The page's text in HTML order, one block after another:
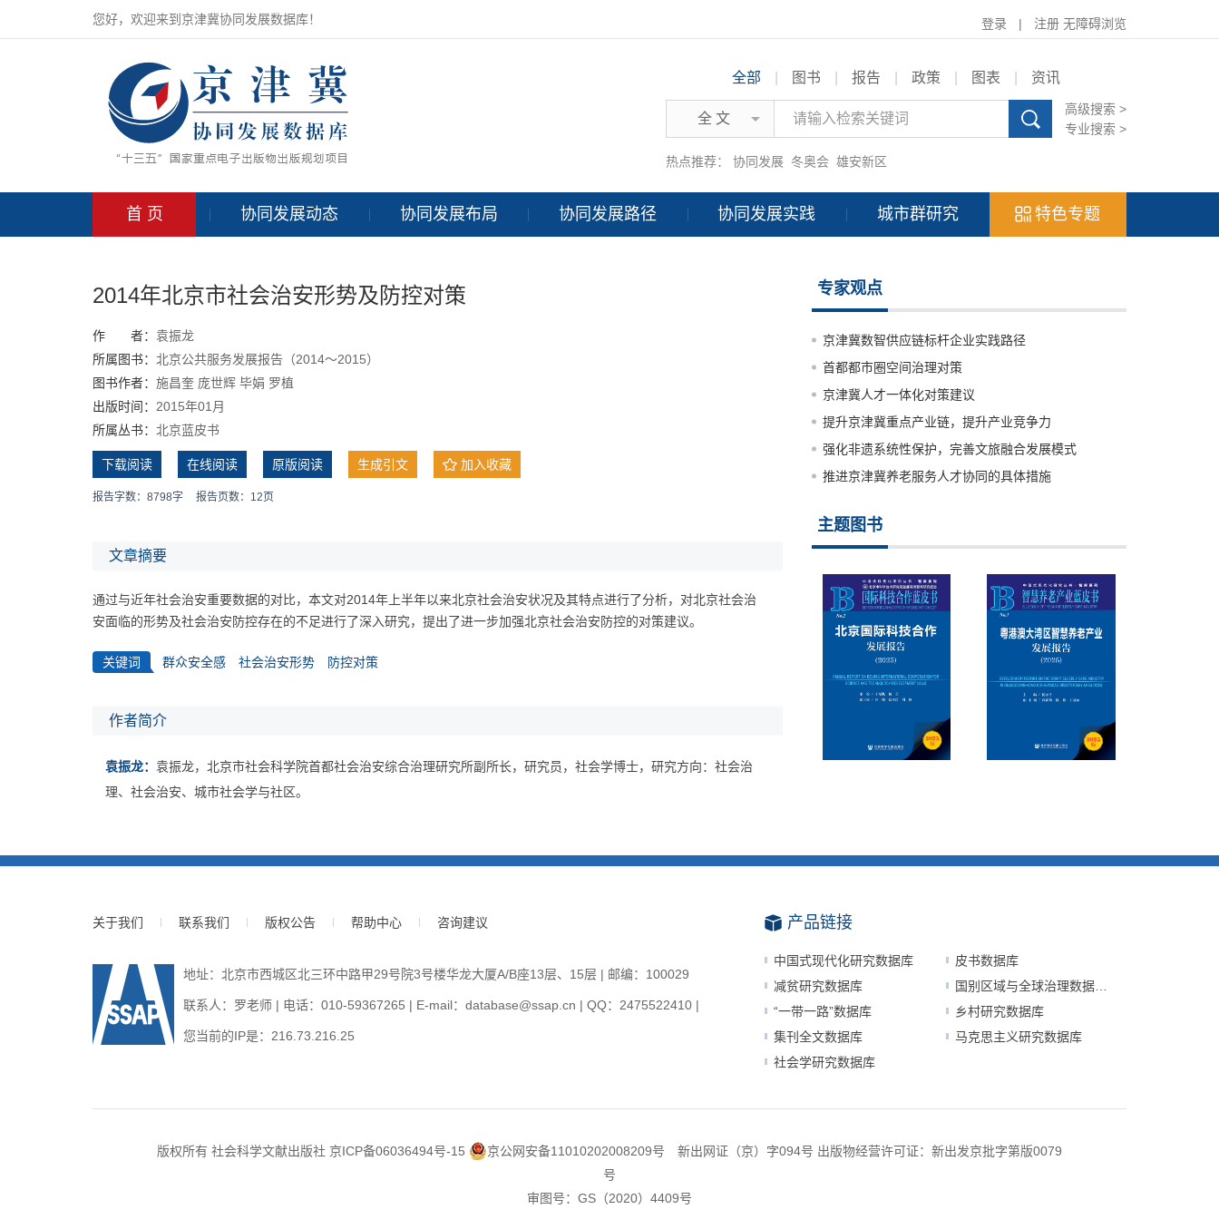
您好，欢迎来到京津冀协同发展数据库！ 登录 | 注册 无障碍浏览
全部 图书 报告 政策 图表 资讯
全 文
高级搜索 >
专业搜索 >
热点推荐： 协同发展 冬奥会 雄安新区
首 页 协同发展动态 协同发展布局 协同发展路径 协同发展实践 城市群研究 特色专题
2014年北京市社会治安形势及防控对策
作 者： 袁振龙
所属图书： 北京公共服务发展报告（2014～2015）
图书作者： 施昌奎 庞世辉 毕娟 罗植
出版时间： 2015年01月
所属丛书： 北京蓝皮书
下载阅读 在线阅读 原版阅读 生成引文 加入收藏
报告字数：8798字 报告页数：12页
文章摘要
通过与近年社会治安重要数据的对比，本文对2014年上半年以来北京社会治安状况及其特点进行了分析，对北京社会治
安面临的形势及社会治安防控存在的不足进行了深入研究，提出了进一步加强北京社会治安防控的对策建议。
关键词 群众安全感 社会治安形势 防控对策
作者简介
袁振龙： 袁振龙，北京市社会科学院首都社会治安综合治理研究所副所长，研究员，社会学博士，研究方向：社会治
理、社会治安、城市社会学与社区。
专家观点
京津冀数智供应链标杆企业实践路径
首都都市圈空间治理对策
京津冀人才一体化对策建议
提升京津冀重点产业链，提升产业竞争力
强化非遗系统性保护，完善文旅融合发展模式
推进京津冀养老服务人才协同的具体措施
主题图书
关于我们 联系我们 版权公告 帮助中心 咨询建议
地址：北京市西城区北三环中路甲29号院3号楼华龙大厦A/B座13层、15层 | 邮编：100029
联系人：罗老师 | 电话：010-59367265 | E-mail：database@ssap.cn | QQ：2475522410 |
您当前的IP是： 216.73.216.25
产品链接
中国式现代化研究数据库
皮书数据库
减贫研究数据库
国别区域与全球治理数据平台
“一带一路”数据库
乡村研究数据库
集刊全文数据库
马克思主义研究数据库
社会学研究数据库
版权所有 社会科学文献出版社 京ICP备06036494号-15 京公网安备11010202008209号 新出网证（京）字094号 出版物经营许可证：新出发京批字第版0079
号
审图号：GS（2020）4409号